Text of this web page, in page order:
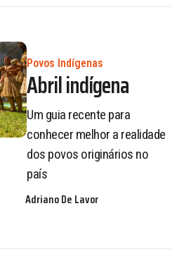
Povos Indígenas
Abril indígena
Um guia recente para
conhecer melhor a realidade
dos povos originários no
país
Adriano De Lavor